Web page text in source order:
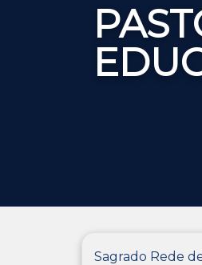
Sagrado Rede